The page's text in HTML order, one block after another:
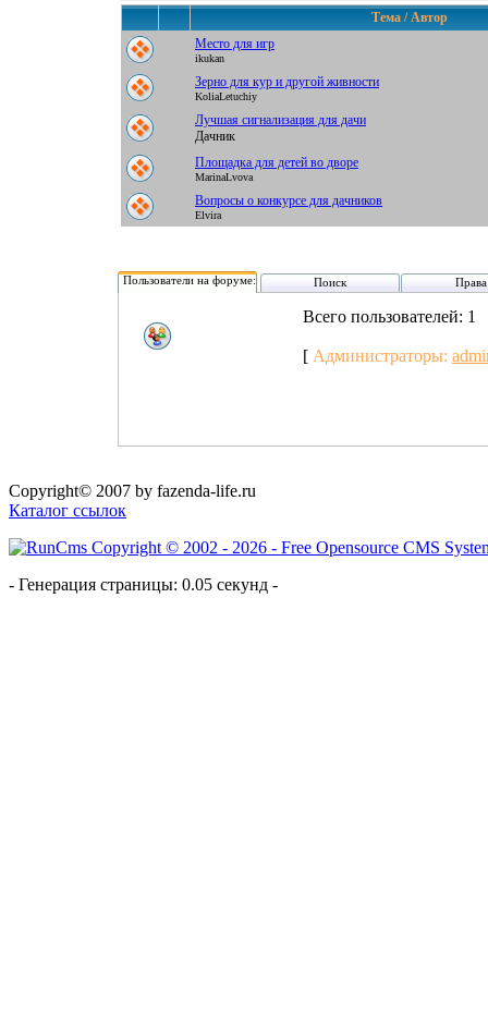
Тема / Автор
Место для игр
ikukan
Зерно для кур и другой живности
KoliaLetuchiy
Лучшая сигнализация для дачи
Дачник
Площадка для детей во дворе
MarinaLvova
Вопросы о конкурсе для дачников
Elvira
Пользователи на форуме: Поиск Права
Всего пользователей: 1
[ Администраторы:
Copyright© 2007 by fazenda-life.ru
Каталог ссылок
- Генерация страницы: 0.05 секунд -